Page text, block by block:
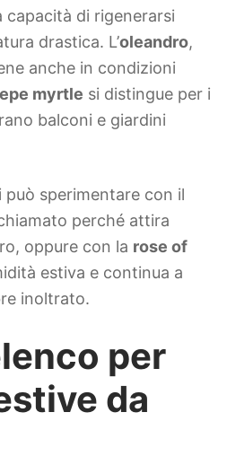
di rigenerarsi
drastica. L’oleandro,
anche in condizioni
myrtle si distingue per i
balconi e giardini
può sperimentare con il
perché attira
oppure con la rose of
estiva e continua a
inoltrato.
per
da